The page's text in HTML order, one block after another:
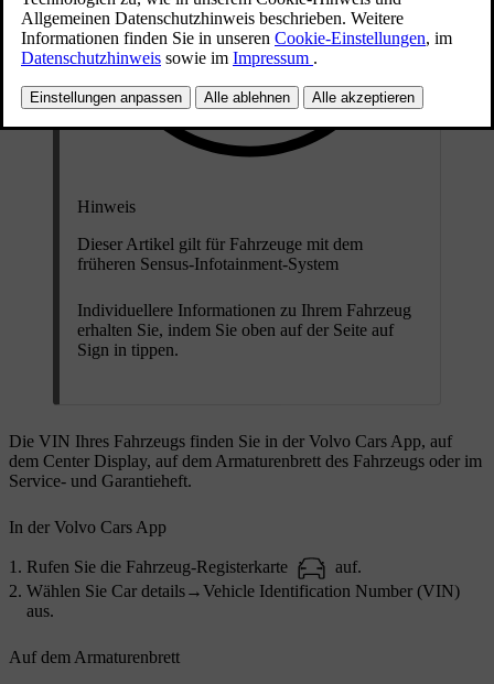
Hinweis
Dieser Artikel gilt für Fahrzeuge mit dem
früheren Sensus-Infotainment-System
Individuellere Informationen zu Ihrem Fahrzeug
erhalten Sie, indem Sie oben auf der Seite auf
Sign in tippen.
Die VIN Ihres Fahrzeugs finden Sie in der Volvo Cars App, auf
dem Center Display, auf dem Armaturenbrett des Fahrzeugs oder im
Service- und Garantieheft.
In der Volvo Cars App
Rufen Sie die Fahrzeug-Registerkarte
auf.
Wählen Sie Car details→Vehicle Identification Number (VIN)
aus.
Auf dem Armaturenbrett